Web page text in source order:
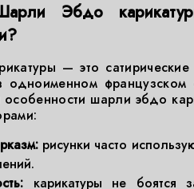
Эбдо
— это сатирические
одноименном
особенности шарли эбдо
рисунки часто
карикатуры не боятся